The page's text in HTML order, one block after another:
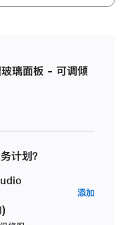
璃面板 - 可调倾
计划？
)
添加